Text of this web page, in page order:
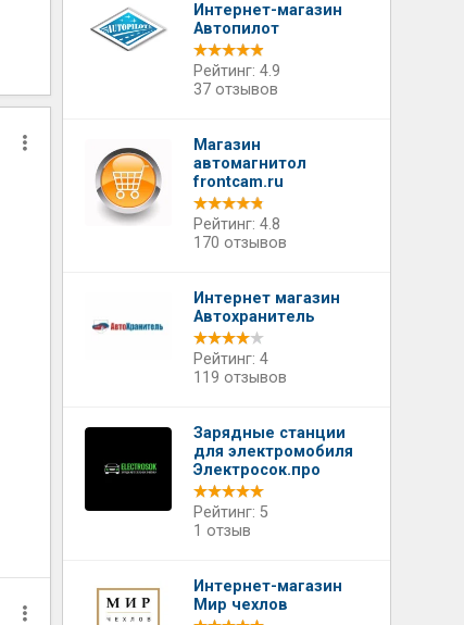
Интернет-магазин
Автопилот
Рейтинг: 4.9
37 отзывов
Магазин
автомагнитол
frontcam.ru
Рейтинг: 4.8
170 отзывов
Интернет магазин
Автохранитель
Рейтинг: 4
119 отзывов
Зарядные станции
для электромобиля
Электросок.про
Рейтинг: 5
1 отзыв
Интернет-магазин
Мир чехлов